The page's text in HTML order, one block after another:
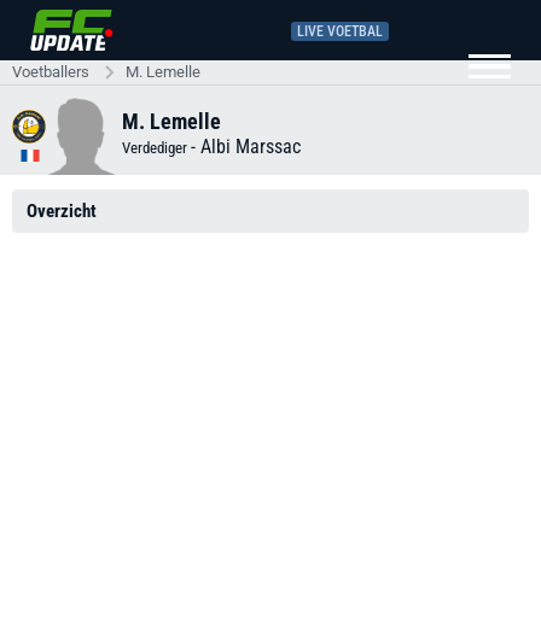
LIVE VOETBAL
Voetballers M. Lemelle
M. Lemelle
Verdediger - Albi Marssac
Overzicht